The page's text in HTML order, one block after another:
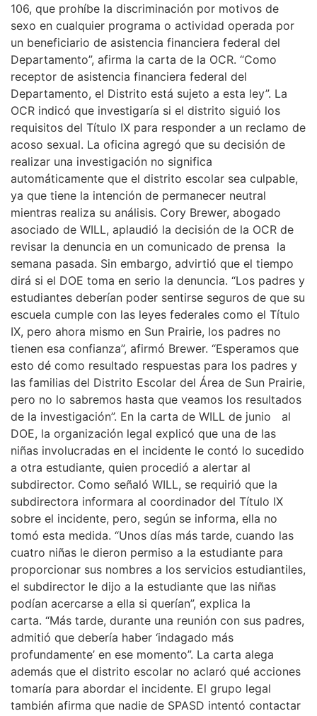
106, que prohíbe la discriminación por motivos de
sexo en cualquier programa o actividad operada por
un beneficiario de asistencia financiera federal del
Departamento”, afirma la carta de la OCR. “Como
receptor de asistencia financiera federal del
Departamento, el Distrito está sujeto a esta ley”. La
OCR indicó que investigaría si el distrito siguió los
requisitos del Título IX para responder a un reclamo de
acoso sexual. La oficina agregó que su decisión de
realizar una investigación no significa
automáticamente que el distrito escolar sea culpable,
ya que tiene la intención de permanecer neutral
mientras realiza su análisis. Cory Brewer, abogado
asociado de WILL, aplaudió la decisión de la OCR de
revisar la denuncia en un comunicado de prensa la
semana pasada. Sin embargo, advirtió que el tiempo
dirá si el DOE toma en serio la denuncia. “Los padres y
estudiantes deberían poder sentirse seguros de que su
escuela cumple con las leyes federales como el Título
IX, pero ahora mismo en Sun Prairie, los padres no
tienen esa confianza”, afirmó Brewer. “Esperamos que
esto dé como resultado respuestas para los padres y
las familias del Distrito Escolar del Área de Sun Prairie,
pero no lo sabremos hasta que veamos los resultados
de la investigación”. En la carta de WILL de junio al
DOE, la organización legal explicó que una de las
niñas involucradas en el incidente le contó lo sucedido
a otra estudiante, quien procedió a alertar al
subdirector. Como señaló WILL, se requirió que la
subdirectora informara al coordinador del Título IX
sobre el incidente, pero, según se informa, ella no
tomó esta medida. “Unos días más tarde, cuando las
cuatro niñas le dieron permiso a la estudiante para
proporcionar sus nombres a los servicios estudiantiles,
el subdirector le dijo a la estudiante que las niñas
podían acercarse a ella si querían”, explica la
carta. “Más tarde, durante una reunión con sus padres,
admitió que debería haber ‘indagado más
profundamente’ en ese momento”. La carta alega
además que el distrito escolar no aclaró qué acciones
tomaría para abordar el incidente. El grupo legal
también afirma que nadie de SPASD intentó contactar